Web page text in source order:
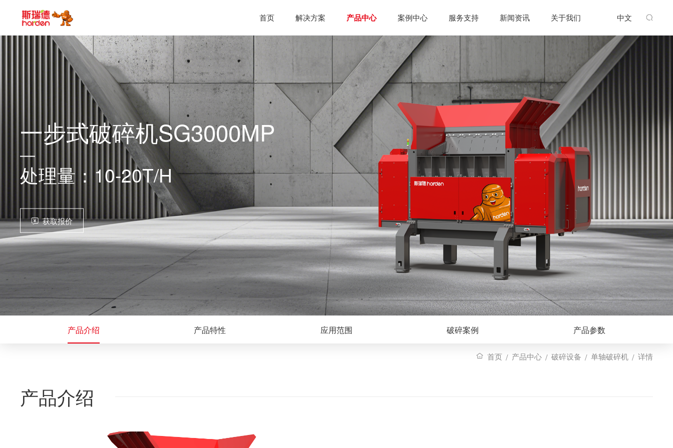
首页 解决方案 产品中心 案例中心 服务支持 新闻资讯 关于我们 中文
一步式破碎机SG3000MP
处理量：10-20T/H
获取报价
产品介绍 产品特性 应用范围 破碎案例 产品参数
首页 / 产品中心 / 破碎设备 / 单轴破碎机 / 详情
产品介绍